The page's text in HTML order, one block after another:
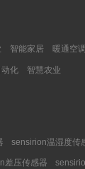
智能家居 暖通空调
化 智慧农业
sensirion温湿度传
差压传感器